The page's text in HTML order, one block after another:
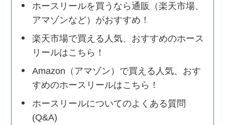
ホースリールを買うなら通販（楽天市場、
アマゾンなど）がおすすめ！
楽天市場で買える人気、おすすめのホース
リールはこちら！
Amazon（アマゾン）で買える人気、おす
すめのホースリールはこちら！
ホースリールについてのよくある質問
(Q&A)